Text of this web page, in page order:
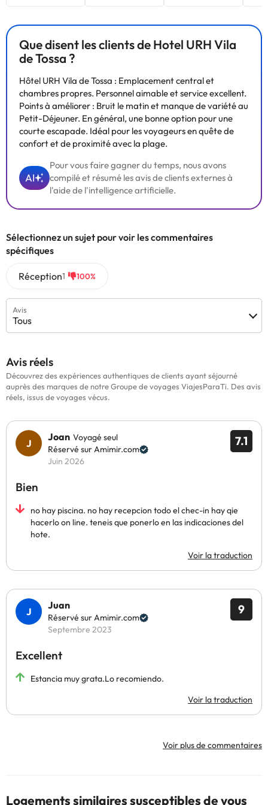
Que disent les clients de Hotel URH Vila
de Tossa ?
Hôtel URH Vila de Tossa : Emplacement central et
chambres propres. Personnel aimable et service excellent.
Points à améliorer : Bruit le matin et manque de variété au
Petit-Déjeuner. En général, une bonne option pour une
courte escapade. Idéal pour les voyageurs en quête de
confort et de proximité avec la plage.
AI
Pour vous faire gagner du temps, nous avons
compilé et résumé les avis de clients externes à
l'aide de l'intelligence artificielle.
Sélectionnez un sujet pour voir les commentaires
spécifiques
Réception1 100%
Avis
Tous
Avis réels
Découvrez des expériences authentiques de clients ayant séjourné
auprès des marques de notre Groupe de voyages ViajesParaTi. Des avis
réels, issus de voyages vécus.
7.1
Joan Voyagé seul
Réservé sur Amimir.com
Juin 2026
Bien
no hay piscina. no hay recepcion todo el chec-in hay qie
hacerlo on line. teneis que ponerlo en las indicaciones del
hote.
Voir la traduction
9
Juan
Réservé sur Amimir.com
Septembre 2023
Excellent
Estancia muy grata.Lo recomiendo.
Voir la traduction
Voir plus de commentaires
Logements similaires susceptibles de vous